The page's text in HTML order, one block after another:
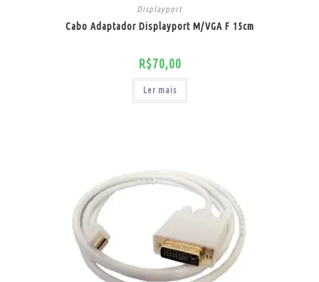
Displayport
Cabo Adaptador Displayport M/VGA F 15cm
R$70,00
Ler mais